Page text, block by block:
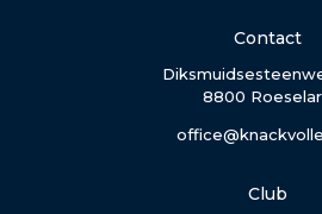
Contact
8800
Club